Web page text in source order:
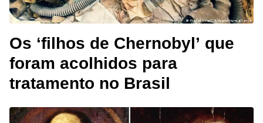
Os ‘filhos de Chernobyl’ que
foram acolhidos para
tratamento no Brasil